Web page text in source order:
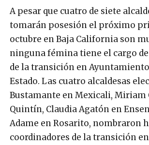
A pesar que cuatro de siete
tomarán posesión el próximo
octubre en Baja California son
ninguna fémina tiene el cargo
de la transición en
Estado. Las cuatro alcaldesas
Bustamante en Mexicali, Miriam
Quintín, Claudia Agatón en
Adame en Rosarito, nombraron
coordinadores de la transición